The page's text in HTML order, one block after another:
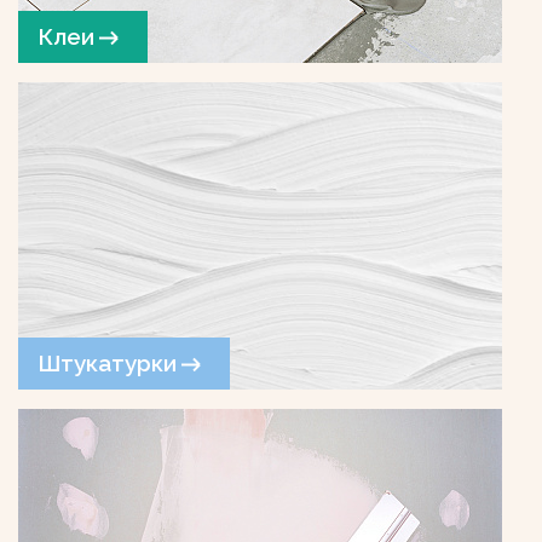
Клеи
Штукатурки